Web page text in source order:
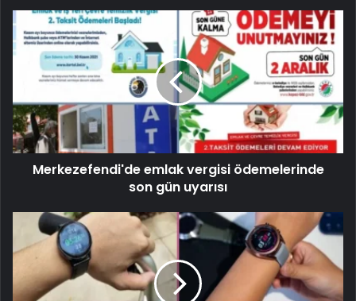
Merkezefendi'de emlak vergisi ödemelerinde
son gün uyarısı